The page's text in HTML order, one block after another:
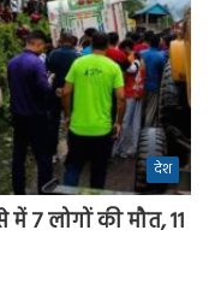
देश
7 लोगों की मौत, 11